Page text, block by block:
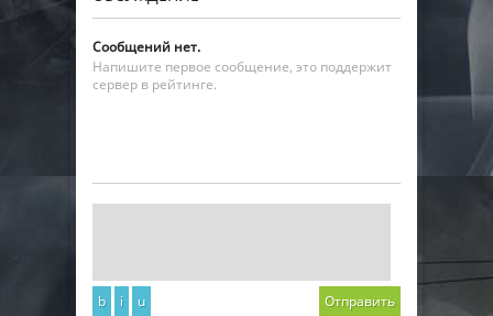
Сообщений нет.
Напишите первое сообщение, это поддержит
сервер в рейтинге.
b i u Отправить